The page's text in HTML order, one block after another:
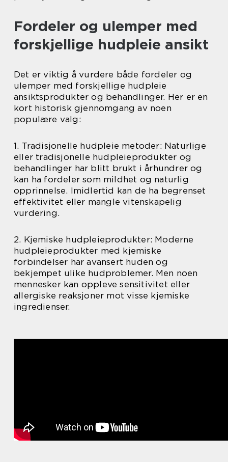
Fordeler og ulemper med
forskjellige hudpleie ansikt
Det er viktig å vurdere både fordeler og
ulemper med forskjellige hudpleie
ansiktsprodukter og behandlinger. Her er en
kort historisk gjennomgang av noen
populære valg:
1. Tradisjonelle hudpleie metoder: Naturlige
eller tradisjonelle hudpleieprodukter og
behandlinger har blitt brukt i århundrer og
kan ha fordeler som mildhet og naturlig
opprinnelse. Imidlertid kan de ha begrenset
effektivitet eller mangle vitenskapelig
vurdering.
2. Kjemiske hudpleieprodukter: Moderne
hudpleieprodukter med kjemiske
forbindelser har avansert huden og
bekjempet ulike hudproblemer. Men noen
mennesker kan oppleve sensitivitet eller
allergiske reaksjoner mot visse kjemiske
ingredienser.